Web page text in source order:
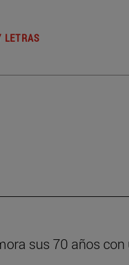
LETRAS
sus 70 años